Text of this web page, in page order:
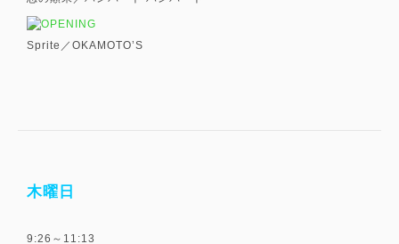
Sprite／OKAMOTO’S
木曜日
9:26～11:13